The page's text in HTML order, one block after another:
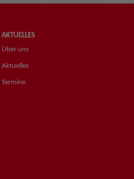
AKTUELLES
Über uns
Aktuelles
Termine